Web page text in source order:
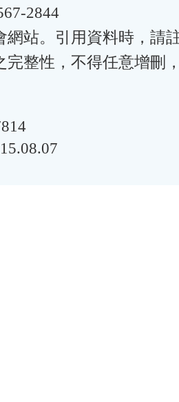
2844
網站。引用資料時，請
完整性，不得任意增刪